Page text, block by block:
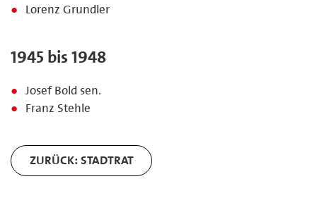
Lorenz Grundler
1945 bis 1948
Josef Bold sen.
Franz Stehle
ZURÜCK: STADTRAT